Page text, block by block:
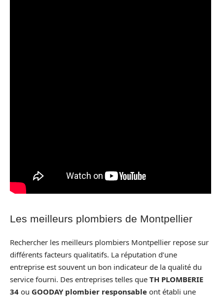
Les meilleurs plombiers de Montpellier
Rechercher les meilleurs plombiers Montpellier repose sur
différents facteurs qualitatifs. La réputation d’une
entreprise est souvent un bon indicateur de la qualité du
service fourni. Des entreprises telles que TH PLOMBERIE
34 ou GOODAY plombier responsable ont établi une